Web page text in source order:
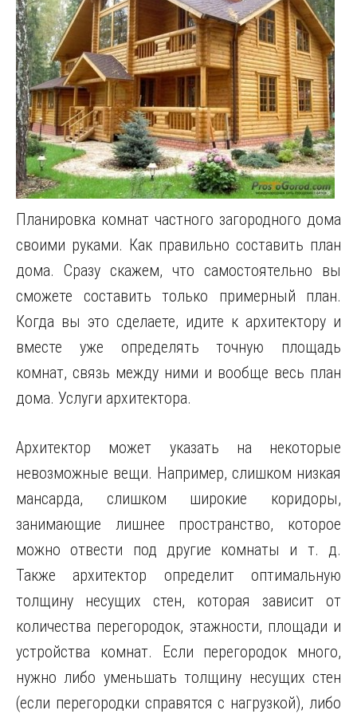
Планировка комнат частного загородного дома
своими руками. Как правильно составить план
дома. Сразу скажем, что самостоятельно вы
сможете составить только примерный план.
Когда вы это сделаете, идите к архитектору и
вместе уже определять точную площадь
комнат, связь между ними и вообще весь план
дома. Услуги архитектора.
Архитектор может указать на некоторые
невозможные вещи. Например, слишком низкая
мансарда, слишком широкие коридоры,
занимающие лишнее пространство, которое
можно отвести под другие комнаты и т. д.
Также архитектор определит оптимальную
толщину несущих стен, которая зависит от
количества перегородок, этажности, площади и
устройства комнат. Если перегородок много,
нужно либо уменьшать толщину несущих стен
(если перегородки справятся с нагрузкой), либо